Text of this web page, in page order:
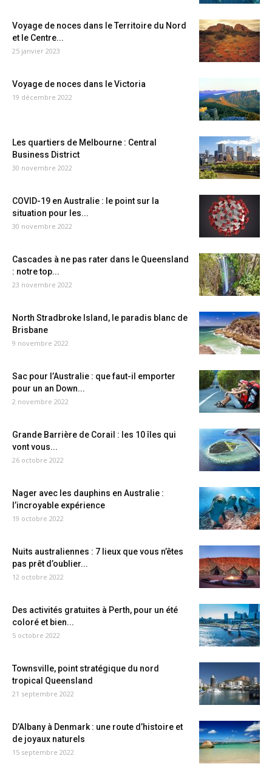
Voyage de noces dans le Territoire du Nord
et le Centre...
25 janvier 2023
Voyage de noces dans le Victoria
19 décembre 2022
Les quartiers de Melbourne : Central
Business District
30 novembre 2022
COVID-19 en Australie : le point sur la
situation pour les...
30 novembre 2022
Cascades à ne pas rater dans le Queensland
: notre top...
23 novembre 2022
North Stradbroke Island, le paradis blanc de
Brisbane
9 novembre 2022
Sac pour l’Australie : que faut-il emporter
pour un an Down...
2 novembre 2022
Grande Barrière de Corail : les 10 îles qui
vont vous...
26 octobre 2022
Nager avec les dauphins en Australie :
l’incroyable expérience
19 octobre 2022
Nuits australiennes : 7 lieux que vous n’êtes
pas prêt d’oublier...
12 octobre 2022
Des activités gratuites à Perth, pour un été
coloré et bien...
5 octobre 2022
Townsville, point stratégique du nord
tropical Queensland
21 septembre 2022
D’Albany à Denmark : une route d’histoire et
de joyaux naturels
15 septembre 2022